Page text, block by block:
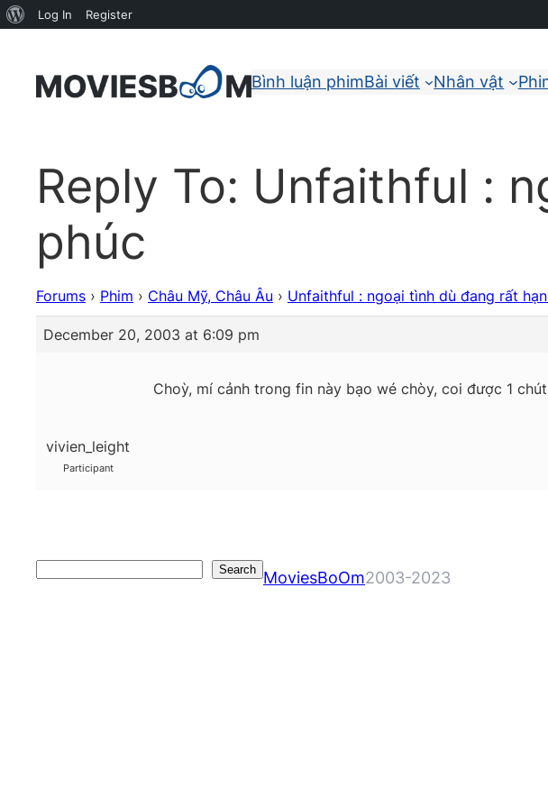
Bình luận phimBài viết Nhân vật
Reply To: Unfaithful :
phúc
Forums › Phim › Châu Mỹ, Châu Âu › Unfaithful : ngoại tình dù đang rất
December 20, 2003 at 6:09 pm
vivien_leight
Participant
Choỳ, mí cảnh trong fin này bạo wé chòy, coi được 1
Search MoviesBoOm2003-2023
About
Log In Register